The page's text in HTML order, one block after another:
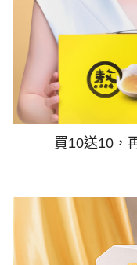
買10送10，